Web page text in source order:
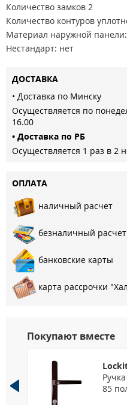
Количество замков 2
Количество контуров
Материал наружной
Нестандарт: нет
Цилиндр: 70/30 шток
Верхний замок: Galeon 817
Нижний замок: Galeon 816
Материал внутренней
Дизайн наружной
Наполнение:
Толщина наружной панели:
Ценовой сегмент
Петли: 2 шт
Ручка: FZ21-241 мат. хром
Применение: Квартирная
Толщина внутренней
Толщина металла (по
Ширина наличника: 80 мм
Размеры 860*2050, 960*2050
ДОСТАВКА
• Доставка по Минску
Осуществляется по
16.00
• Доставка по РБ
Осуществляется 1 раз в 2
ОПЛАТА
наличный расчет
безналичный расчет
банковские карты
карта рассрочки
Покупают вместе
85